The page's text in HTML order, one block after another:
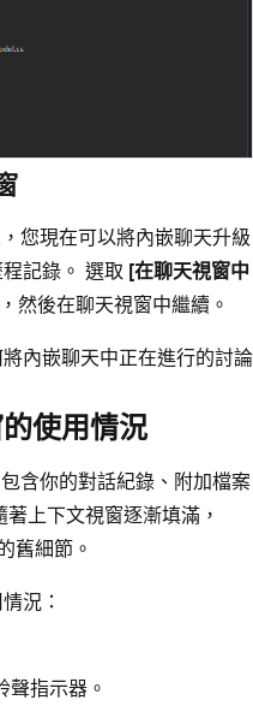
，您現在可以將內嵌聊天升級
記錄。 選取 [在聊天視窗中
然後在聊天視窗中繼續。
內嵌聊天中正在進行的討論
使用情況
含你的對話紀錄、附加檔案
上下文視窗逐漸填滿，
舊細節。
況：
聲指示器。